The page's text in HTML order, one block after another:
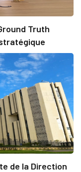
Truth
de la Direction